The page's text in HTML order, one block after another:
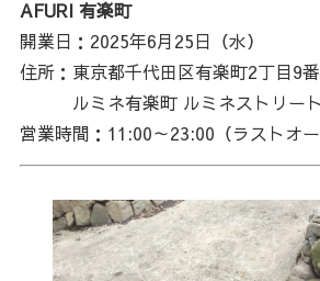
AFURI 有楽町
開業日：2025年6月25日（水）
住所：東京都千代田区有楽町2丁目9
ルミネ有楽町 ルミネストリート
営業時間：11:00～23:00（ラストオー